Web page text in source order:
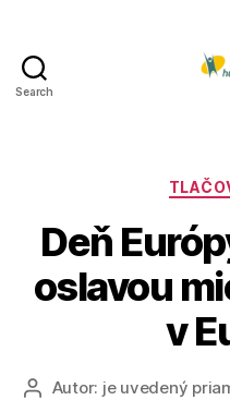
Search
Deň
oslavou
v
AutorAutor: je uvedený